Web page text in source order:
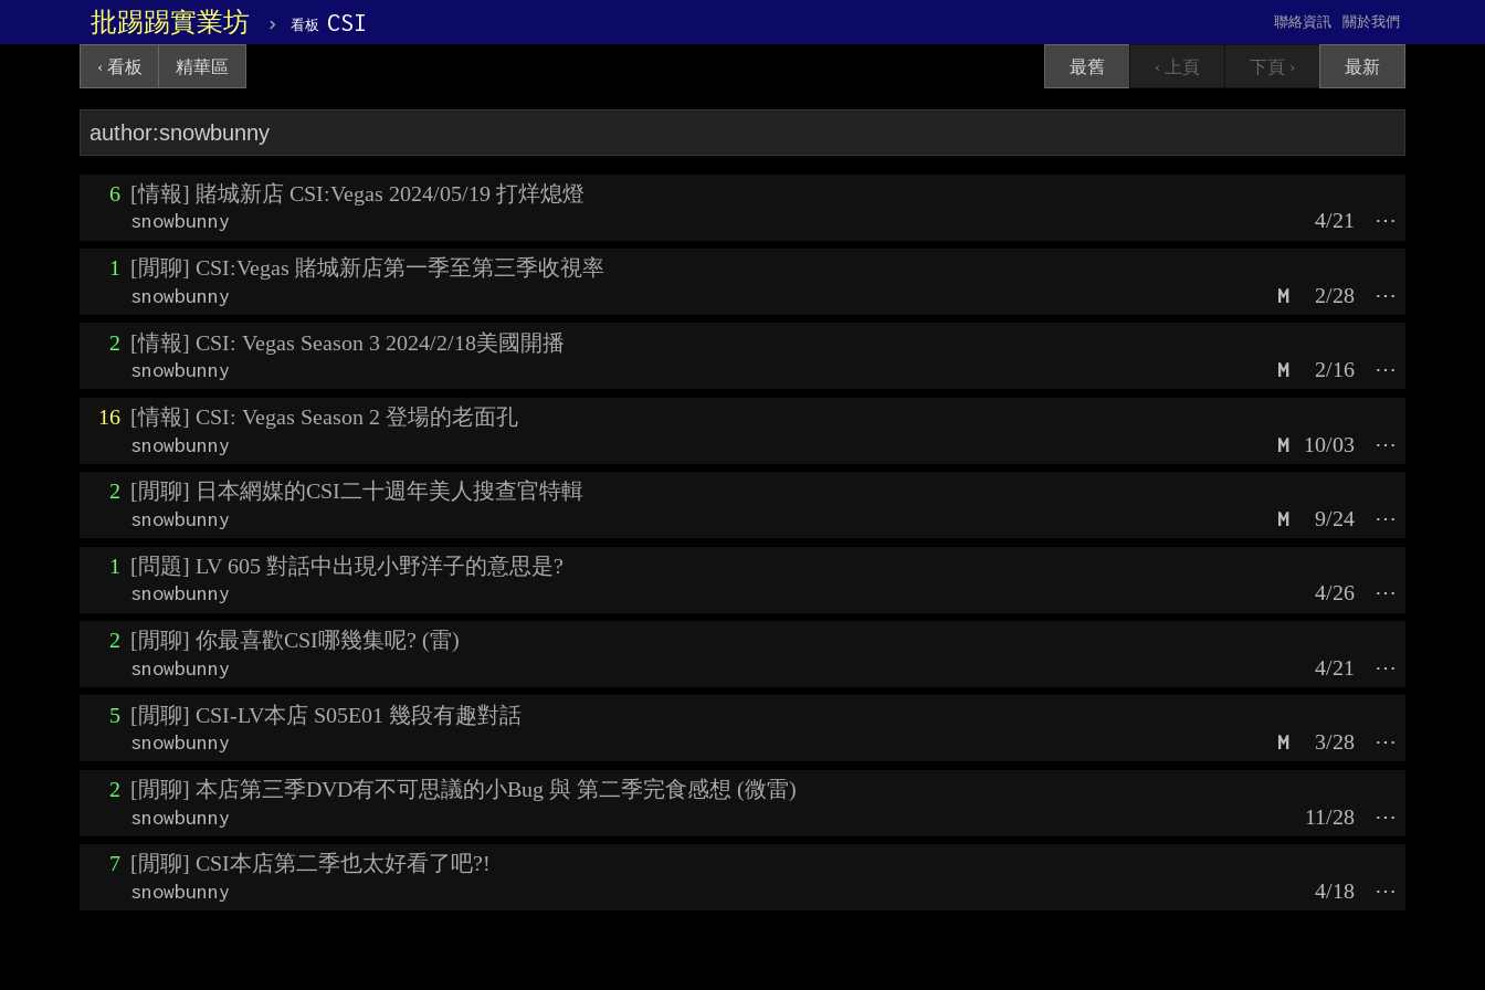
批踢踢實業坊 › 看板 CSI 關於我們
聯絡資訊
‹ 看板 精華區 最舊 ‹ 上頁 下頁 › 最新
6 [情報] 賭城新店 CSI:Vegas 2024/05/19 打烊熄燈
snowbunny ⋯
4/21
1 [閒聊] CSI:Vegas 賭城新店第一季至第三季收視率
snowbunny ⋯
2/28
M
2 [情報] CSI: Vegas Season 3 2024/2/18美國開播
snowbunny ⋯
2/16
M
16 [情報] CSI: Vegas Season 2 登場的老面孔
snowbunny ⋯
10/03
M
2 [閒聊] 日本網媒的CSI二十週年美人搜查官特輯
snowbunny ⋯
9/24
M
1 [問題] LV 605 對話中出現小野洋子的意思是?
snowbunny ⋯
4/26
2 [閒聊] 你最喜歡CSI哪幾集呢? (雷)
snowbunny ⋯
4/21
5 [閒聊] CSI-LV本店 S05E01 幾段有趣對話
snowbunny ⋯
3/28
M
2 [閒聊] 本店第三季DVD有不可思議的小Bug 與 第二季完食感想 (微雷)
snowbunny ⋯
11/28
7 [閒聊] CSI本店第二季也太好看了吧?!
snowbunny ⋯
4/18